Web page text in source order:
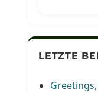
LETZTE